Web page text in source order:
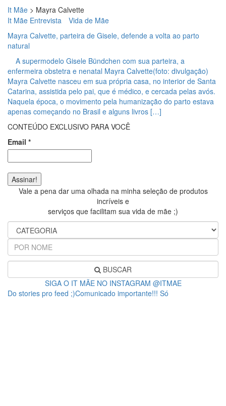
It Mãe > Mayra Calvette
It Mãe Entrevista
Vida de Mãe
Mayra Calvette, parteira de Gisele, defende a volta ao parto
natural
A supermodelo Gisele Bündchen com sua parteira, a
enfermeira obstetra e nenatal Mayra Calvette(foto: divulgação)
Mayra Calvette nasceu em sua própria casa, no interior de Santa
Catarina, assistida pelo pai, que é médico, e cercada pelas avós.
Naquela época, o movimento pela humanização do parto estava
apenas começando no Brasil e alguns livros […]
CONTEÚDO EXCLUSIVO PARA VOCÊ
Email *
Vale a pena dar uma olhada na minha seleção de produtos
incríveis e
serviços que facilitam sua vida de mãe ;)
BUSCAR
SIGA O IT MÃE NO INSTAGRAM @ITMAE
Do stories pro feed ;)Comunicado importante!!! Só